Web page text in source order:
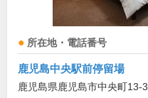
所在地・電話番号
鹿児島中央駅前停留場
鹿児島県鹿児島市中央町13-3